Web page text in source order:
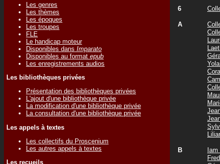
Les genres
Les thèmes
Les époques
Les troupes
FLE
Le handicap moteur
Disponibles dans Imparato
Disponibles au format epub
Les enregistrements audios
Les bibliothèques privées
Présentation des bibliothèques privées
L'ajout d'une bibliothèque privée
La modification d'une bibliothèque privée
La consultation d'une bibliothèque privée
Les appels à textes
Les collectifs du Proscenium
Les autres appels à textes
Les recueils
6
A
B
Iam